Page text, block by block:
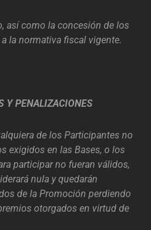
así como la concesión de los
la normativa fiscal vigente.
Y PENALIZACIONES
de los Participantes no
exigidos en las Bases, o los
participar no fueran válidos,
nula y quedarán
de la Promoción perdiendo
otorgados en virtud de